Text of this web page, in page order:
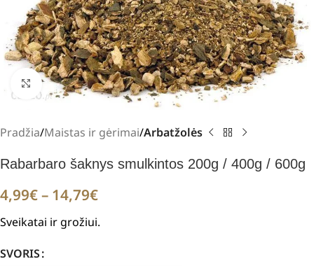
Padidinti
Pradžia Maistas ir gėrimai Arbatžolės
Rabarbaro šaknys smulkintos 200g / 400g / 600g
4,99€– 14,79€
Sveikatai ir grožiui.
SVORIS